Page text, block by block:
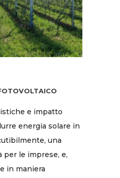
e impatto
energia solare in
una
le imprese, e,
in maniera